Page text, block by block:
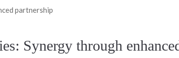
partnership
Synergy through